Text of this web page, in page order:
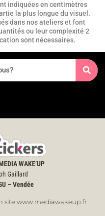
indiquées en centimètres
la plus longue du visuel.
dans nos ateliers et font
ou leur complexité 2
sont nécessaires.
WAKE’UP
Gaillard
– Vendée
site www.mediawakeup.fr